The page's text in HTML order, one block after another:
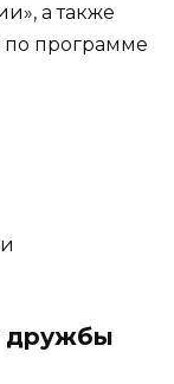
а также
программе
дружбы